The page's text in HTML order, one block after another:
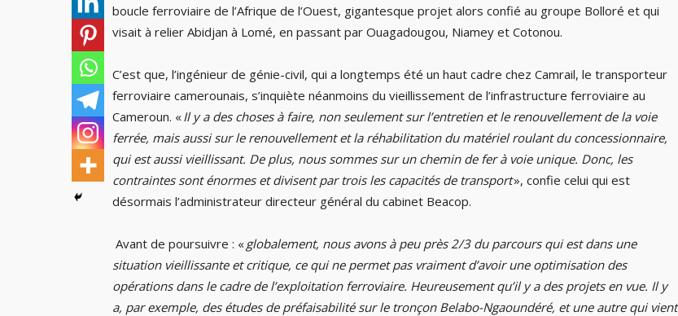
boucle ferroviaire de l’Afrique de l’Ouest, gigantesque projet alors confié au groupe Bolloré et qui
visait à relier Abidjan à Lomé, en passant par Ouagadougou, Niamey et Cotonou.
C’est que, l’ingénieur de génie-civil, qui a longtemps été un haut cadre chez Camrail, le transporteur
ferroviaire camerounais, s’inquiète néanmoins du vieillissement de l’infrastructure ferroviaire au
Cameroun. «Il y a des choses à faire, non seulement sur l’entretien et le renouvellement de la voie
ferrée, mais aussi sur le renouvellement et la réhabilitation du matériel roulant du concessionnaire,
qui est aussi vieillissant. De plus, nous sommes sur un chemin de fer à voie unique. Donc, les
contraintes sont énormes et divisent par trois les capacités de transport», confie celui qui est
désormais l’administrateur directeur général du cabinet Beacop.
Avant de poursuivre : «globalement, nous avons à peu près 2/3 du parcours qui est dans une
situation vieillissante et critique, ce qui ne permet pas vraiment d’avoir une optimisation des
opérations dans le cadre de l’exploitation ferroviaire. Heureusement qu’il y a des projets en vue. Il y
a, par exemple, des études de préfaisabilité sur le tronçon Belabo-Ngaoundéré, et une autre qui vient